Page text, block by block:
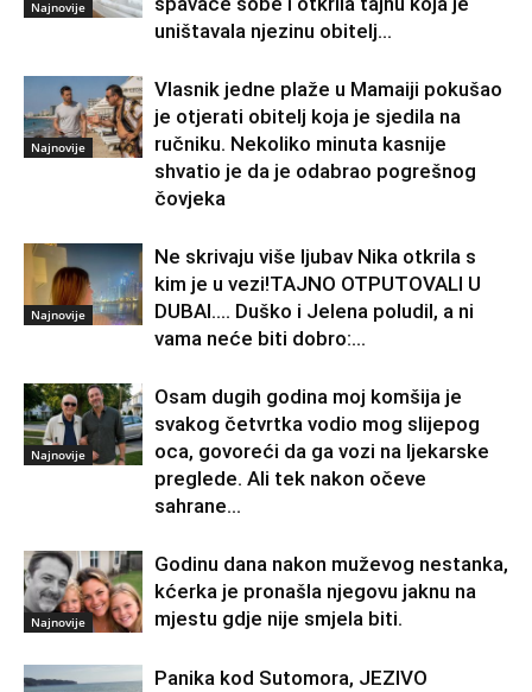
Najnovije
uništavala njezinu obitelj…
Najnovije
Vlasnik jedne plaže u Mamaiji pokušao
je otjerati obitelj koja je sjedila na
ručniku. Nekoliko minuta kasnije
shvatio je da je odabrao pogrešnog
čovjeka
Najnovije
Ne skrivaju više ljubav Nika otkrila s
kim je u vezi!TAJNO OTPUTOVALI U
DUBAI…. Duško i Jelena poludil, a ni
vama neće biti dobro:...
Najnovije
Osam dugih godina moj komšija je
svakog četvrtka vodio mog slijepog
oca, govoreći da ga vozi na ljekarske
preglede. Ali tek nakon očeve
sahrane...
Najnovije
Godinu dana nakon muževog nestanka,
kćerka je pronašla njegovu jaknu na
mjestu gdje nije smjela biti.
Panika kod Sutomora, JEZIVO